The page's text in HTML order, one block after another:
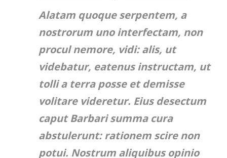
Alatam quoque serpentem, a
nostrorum uno interfectam, non
procul nemore, vidi: alis, ut
videbatur, eatenus instructam, ut
tolli a terra posse et demisse
volitare videretur. Eius desectum
caput Barbari summa cura
abstulerunt: rationem scire non
potui. Nostrum aliquibus opinio